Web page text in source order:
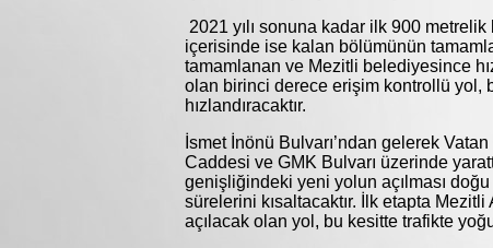
2021 yılı sonuna kadar ilk 900
içerisinde ise kalan bölümünün
tamamlanan ve Mezitli belediyesince
olan birinci derece erişim kontrollü yol,
hızlandıracaktır.
İsmet İnönü Bulvarı’ndan gelerek
Caddesi ve GMK Bulvarı üzerinde
genişliğindeki yeni yolun açılması
sürelerini kısaltacaktır. İlk etapta
açılacak olan yol, bu kesitte trafikte